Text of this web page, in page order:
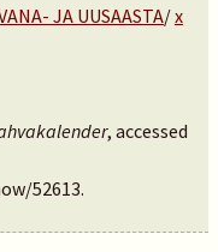
JA UUSAASTA/x
, accessed
52613.